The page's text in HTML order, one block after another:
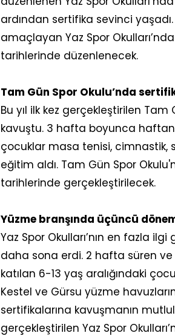
ardından sertifika sevinci
amaçlayan Yaz Spor
tarihlerinde düzenlenecek.
Tam Gün Spor Okulu’nda
Bu yıl ilk kez gerçekleştirilen
kavuştu. 3 hafta boyunca
çocuklar masa tenisi, cimnastik,
eğitim aldı. Tam Gün Spor
tarihlerinde gerçekleştirilecek.
Yüzme branşında üçüncü
Yaz Spor Okulları’nın en fazla
daha sona erdi. 2 hafta süren
katılan 6-13 yaş aralığındaki
Kestel ve Gürsu yüzme
sertifikalarına kavuşmanın
gerçekleştirilen Yaz Spor